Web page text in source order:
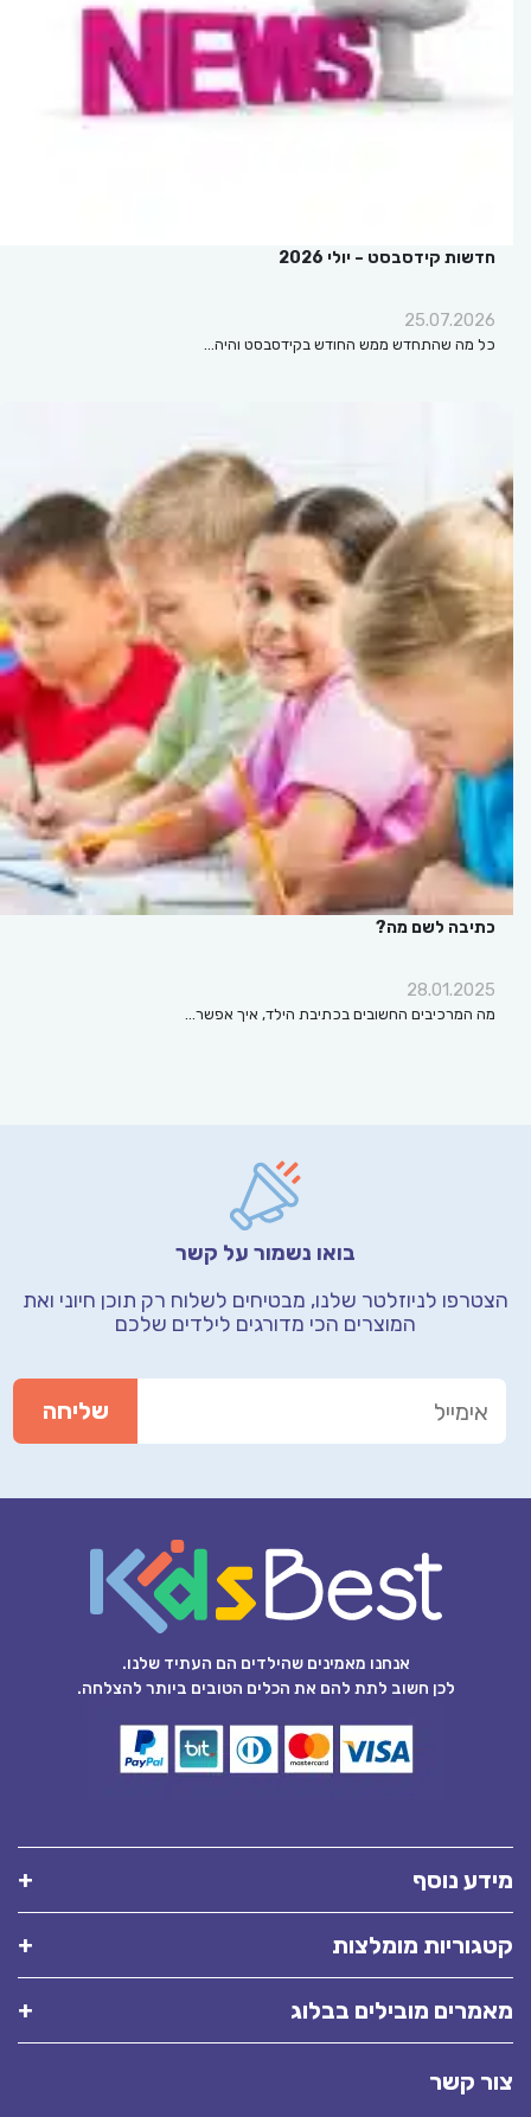
חדשות קידסבסט – יולי 2026
25.07.2026
כל מה שהתחדש ממש החודש בקידסבסט והיה…
כתיבה לשם מה?
28.01.2025
מה המרכיבים החשובים בכתיבת הילד, איך אפשר…
בואו נשמור על קשר
הצטרפו לניוזלטר שלנו, מבטיחים לשלוח רק תוכן חיוני ואת
המוצרים הכי מדורגים לילדים שלכם
אנחנו מאמינים שהילדים הם העתיד שלנו.
לכן חשוב לתת להם את הכלים הטובים ביותר להצלחה.
מידע נוסף
קטגוריות מומלצות
מאמרים מובילים בבלוג
צור קשר